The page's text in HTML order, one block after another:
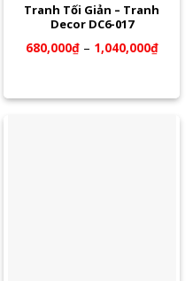
Tranh Tối Giản – Tranh
Decor DC6-017
680,000₫– 1,040,000₫